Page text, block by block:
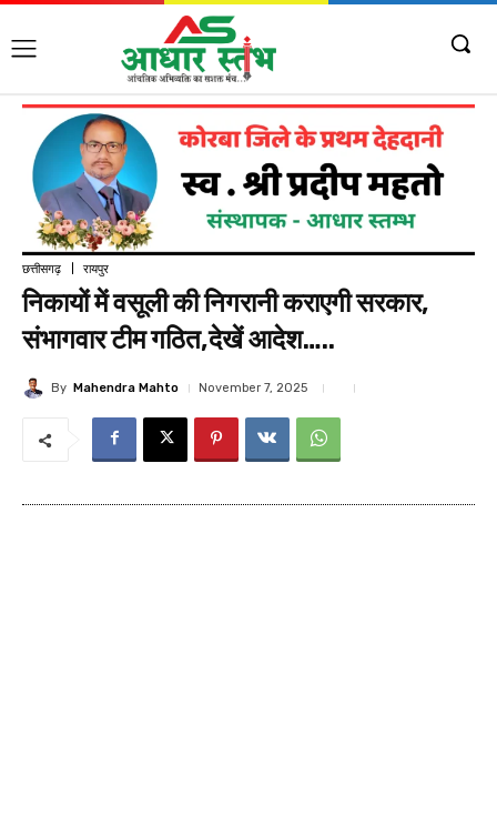
छत्तीसगढ़ रायपुर
निकायों में वसूली की निगरानी कराएगी सरकार,
संभागवार टीम गठित,देखें आदेश…..
By Mahendra Mahto November 7, 2025